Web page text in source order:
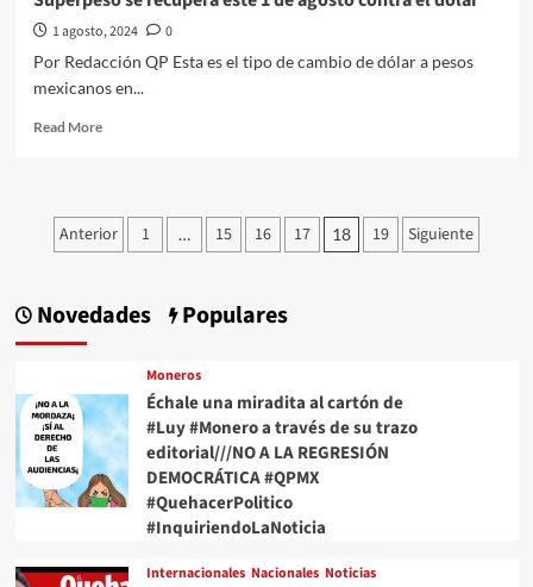
1 agosto, 2024
0
Por Redacción QP Esta es el tipo de cambio de dólar a pesos
mexicanos en...
Read MoreRead
se
recupera
de
agosto
dólar
Paginación
entradas
Anterior 1 … 15 16 17 18 19 Siguiente
Novedades Populares
Moneros
Échale una miradita al cartón de
#Luy #Monero a través de su trazo
editorial///NO A LA REGRESIÓN
DEMOCRÁTICA #QPMX
#QuehacerPolitico
#InquiriendoLaNoticia
Internacionales Nacionales Noticias